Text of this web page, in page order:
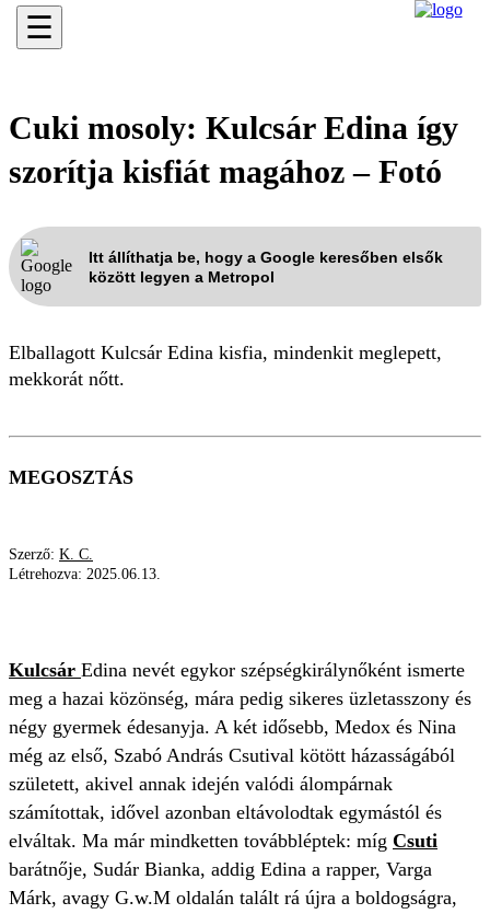
☰
Cuki mosoly: Kulcsár Edina így
szorítja kisfiát magához – Fotó
Itt állíthatja be, hogy a Google keresőben elsők
között legyen a Metropol
Elballagott Kulcsár Edina kisfia, mindenkit meglepett,
mekkorát nőtt.
MEGOSZTÁS
Szerző: K. C.
Létrehozva: 2025.06.13.
Kulcsár Edina nevét egykor szépségkirálynőként ismerte
meg a hazai közönség, mára pedig sikeres üzletasszony és
négy gyermek édesanyja. A két idősebb, Medox és Nina
még az első, Szabó András Csutival kötött házasságából
született, akivel annak idején valódi álompárnak
számítottak, idővel azonban eltávolodtak egymástól és
elváltak. Ma már mindketten továbbléptek: míg Csuti
barátnője, Sudár Bianka, addig Edina a rapper, Varga
Márk, avagy G.w.M oldalán talált rá újra a boldogságra,